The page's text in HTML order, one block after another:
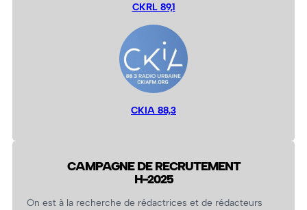
CKRL 89,1
CKIA 88,3
CAMPAGNE DE RECRUTEMENT
H-2025
On est à la recherche de rédactrices et de rédacteurs